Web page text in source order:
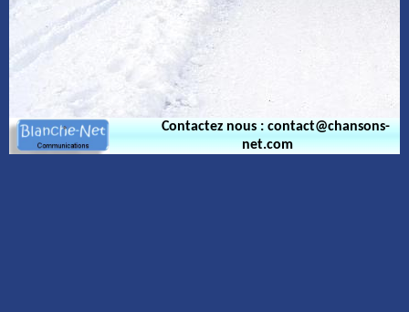
Contactez nous : contact@chansons-
net.com